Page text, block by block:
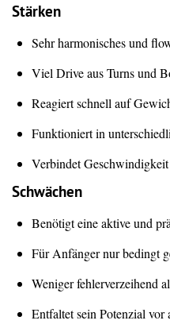
Stärken
Sehr harmonisches und
Viel Drive aus Turns und
Reagiert schnell auf
Funktioniert in
Verbindet
Schwächen
Benötigt eine aktive und
Für Anfänger nur bedingt
Weniger fehlerverzeihend
Entfaltet sein Potenzial vor